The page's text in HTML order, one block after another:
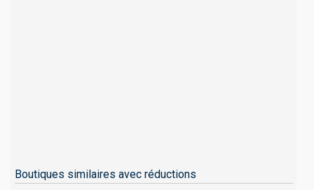
Boutiques similaires avec réductions